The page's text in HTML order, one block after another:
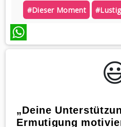
#dieser Moment #lustig
WhatsApp
„Deine
Ermutigung